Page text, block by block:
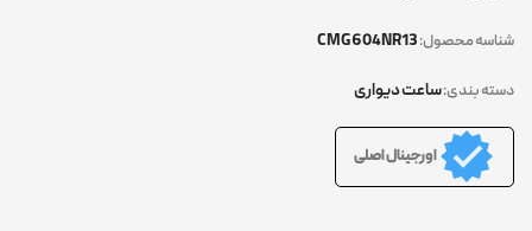
شناسه محصول:
دسته بندی:ساعت دیواری
اورجینال اصلی